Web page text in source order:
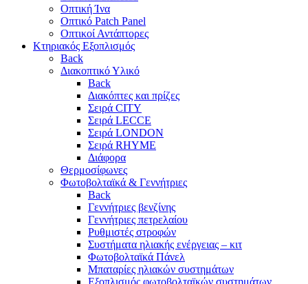
Οπτική Ίνα
Οπτικό Patch Panel
Οπτικοί Αντάπτορες
Κτηριακός Εξοπλισμός
Back
Διακοπτικό Υλικό
Back
Διακόπτες και πρίζες
Σειρά CITY
Σειρά LECCE
Σειρά LONDON
Σειρά RHYME
Διάφορα
Θερμοσίφωνες
Φωτοβολταϊκά & Γεννήτριες
Back
Γεννήτριες βενζίνης
Γεννήτριες πετρελαίου
Ρυθμιστές στροφών
Συστήματα ηλιακής ενέργειας – κιτ
Φωτοβολταϊκά Πάνελ
Μπαταρίες ηλιακών συστημάτων
Εξοπλισμός φωτοβολταϊκών συστημάτων